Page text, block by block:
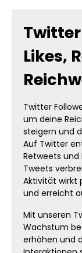
Likes,
Twitter
um deine
steigern und
Auf Twitter
Retweets und
Tweets
Aktivität wirkt
und erreicht
Mit unseren
Wachstum
erhöhen und